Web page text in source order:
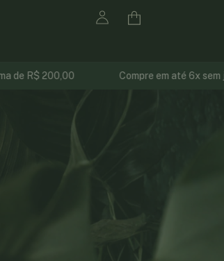
Compre em até 6x sem juros 3% de